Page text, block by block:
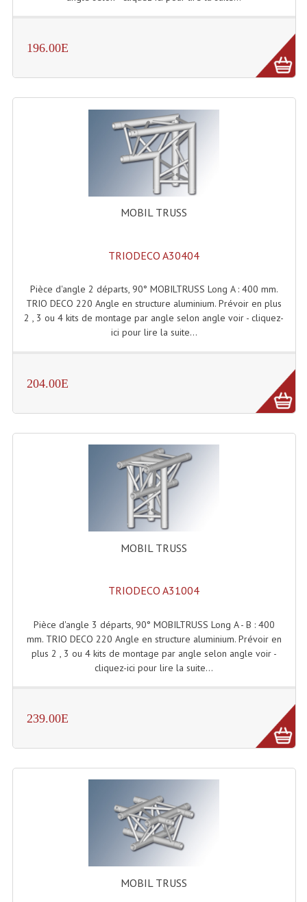
Filtres Et Divers
Flexibles Lumineux Leds
Guirlandes Lumineuse
Gyrophares À Leds
Lampes Ampoules
Lampes À Décharges
Lampes Dichroique
Lampes Halogenes Divers
Les Packs Light
Lumières Noire
Lyres
Panneaux, Piste Danse À Leds
Projecteur De Gobo
Projecteur Led Sur Batterie
Projecteurs À Leds D'extérieurs
Projecteurs Théâtre Led
Projecteurs Traditionnels
Projecteurs Cycliodes
196.00E
MOBIL TRUSS
TRIODECO A30404
Pièce d'angle 2 départs, 90° MOBILTRUSS Long A : 400 mm.
TRIO DECO 220 Angle en structure aluminium. Prévoir en plus
2 , 3 ou 4 kits de montage par angle selon angle voir - cliquez-
ici pour lire la suite...
204.00E
MOBIL TRUSS
TRIODECO A31004
Pièce d'angle 3 départs, 90° MOBILTRUSS Long A - B : 400
mm. TRIO DECO 220 Angle en structure aluminium. Prévoir en
plus 2 , 3 ou 4 kits de montage par angle selon angle voir -
cliquez-ici pour lire la suite...
239.00E
MOBIL TRUSS